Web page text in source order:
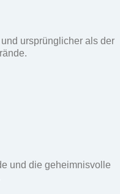
ursprünglicher als der
und die geheimnisvolle